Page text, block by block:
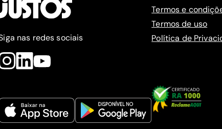
nas redes sociais
Termos e
Termos de uso
Política de